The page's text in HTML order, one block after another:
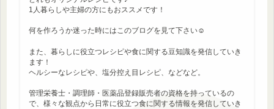
1人暮らしや主婦の方にもおススメです！
何を作ろうか迷った時にはこのブログを見て下さい☺
また、暮らしに役立つレシピや食に関する豆知識を発信していき
ます！
ヘルシーなレシピや、塩分控え目レシピ、などなど。
管理栄養士・調理師・医薬品登録販売者の資格を持っているの
で、様々な観点から日常に役立つ食に関する情報を発信していき